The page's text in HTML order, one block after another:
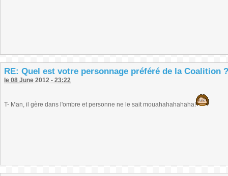
RE: Quel est votre personnage préféré de la Coalition ?
le 08 June 2012 - 23:22
T- Man, il gère dans l'ombre et personne ne le sait mouahahahahaha!